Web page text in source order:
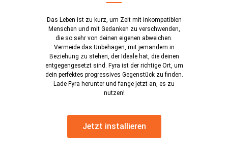
Das Leben ist zu kurz, um Zeit mit inkompatiblen
Menschen und mit Gedanken zu verschwenden,
die so sehr von deinen eigenen abweichen.
Vermeide das Unbehagen, mit jemandem in
Beziehung zu stehen, der Ideale hat, die deinen
entgegengesetzt sind. Fyra ist der richtige Ort, um
dein perfektes progressives Gegenstück zu finden.
Lade Fyra herunter und fange jetzt an, es zu
nutzen!
Jetzt installieren